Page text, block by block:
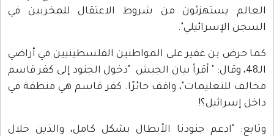
العالم يستهزئون من شروط الاعتقال للمخربين في
السجن الإسرائيلي".
كما حرض بن غفير على المواطنين الفلسطينيين في أراضي
الـ48، وقال: " أقرأ بيان الجيش "دخول الجنود إلى كفر قاسم
مخالف للتعليمات"، واقف حائرًا. كفر قاسم هي منطقة في
داخل إسرائيل؟!
وتابع: "ادعم جنودنا الأبطال بشكل كامل، والذين خلال